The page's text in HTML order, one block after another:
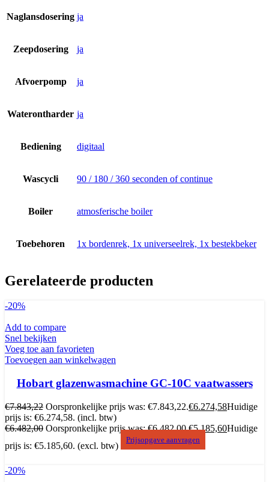
Naglansdosering ja
Zeepdosering ja
Afvoerpomp ja
Waterontharder ja
Bediening digitaal
Wascycli 90 / 180 / 360 seconden of continue
Boiler atmosferische boiler
Toebehoren 1x bordenrek, 1x universeelrek, 1x bestekbeker
Gerelateerde producten
-20%
Add to compare
Snel bekijken
Voeg toe aan favorieten
Toevoegen aan winkelwagen
Hobart glazenwasmachine GC-10C vaatwassers
€7.843,22 Oorspronkelijke prijs was: €7.843,22.€6.274,58Huidige
prijs is: €6.274,58. (incl. btw)
€6.482,00 Oorspronkelijke prijs was: €6.482,00.€5.185,60Huidige
prijs is: €5.185,60. (excl. btw)
Prijsopgave aanvragen
-20%